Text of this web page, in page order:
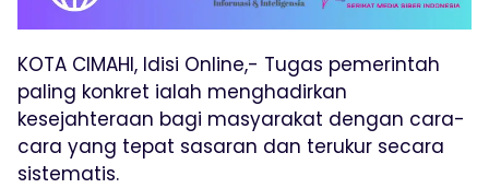
KOTA CIMAHI, Idisi Online,- Tugas pemerintah
paling konkret ialah menghadirkan
kesejahteraan bagi masyarakat dengan cara-
cara yang tepat sasaran dan terukur secara
sistematis.